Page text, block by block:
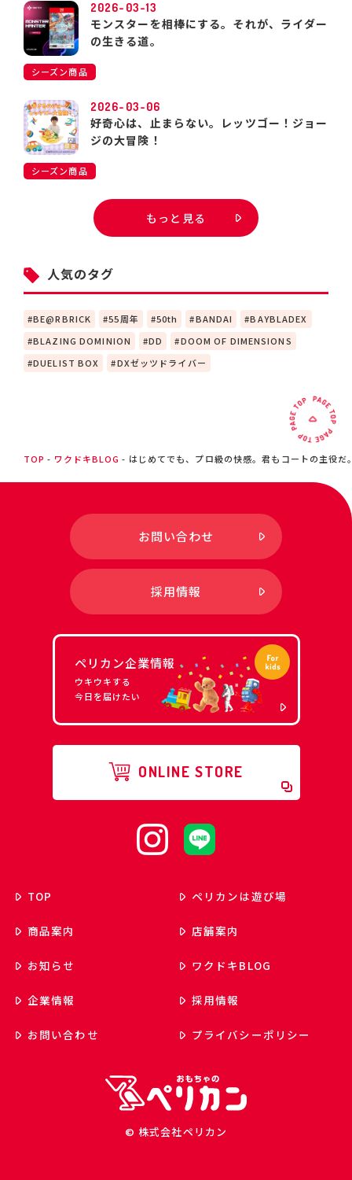
2026-03-13
モンスターを相棒にする。それが、ライダー
の生きる道。
シーズン商品
2026-03-06
好奇心は、止まらない。レッツゴー！ジョー
ジの大冒険！
シーズン商品
もっと見る
人気のタグ
BE@RBRICK 55周年 50th BANDAI
BAYBLADEX
BLAZING DOMINION
DD
DOOM OF DIMENSIONS
DUELIST BOX
DXゼッツドライバー
TOP ワクドキBLOG はじめてでも、プロ級の快感。君もコートの主役だ
お問い合わせ
採用情報
ペリカン企業情報
ウキウキする
今日を届けたい
ONLINE STORE
TOP ペリカンは遊び場
商品案内 店舗案内
お知らせ ワクドキBLOG
企業情報 採用情報
お問い合わせ プライバシーポリシー
© 株式会社ペリカン